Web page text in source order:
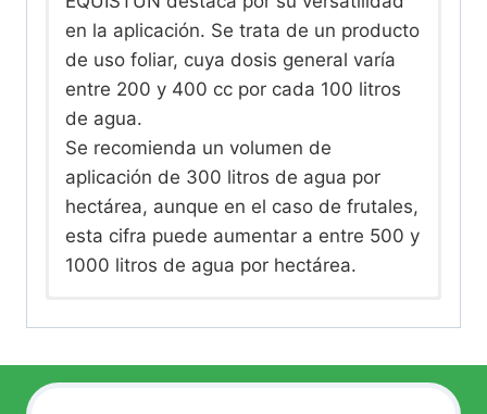
en la aplicación. Se trata de un producto
de uso foliar, cuya dosis general varía
entre 200 y 400 cc por cada 100 litros
de agua.
Se recomienda un volumen de
aplicación de 300 litros de agua por
hectárea, aunque en el caso de frutales,
esta cifra puede aumentar a entre 500 y
1000 litros de agua por hectárea.
EQUISTUN estimulan los mecanismos
cc/hL
RECOMENADACIONES
pH 6,5